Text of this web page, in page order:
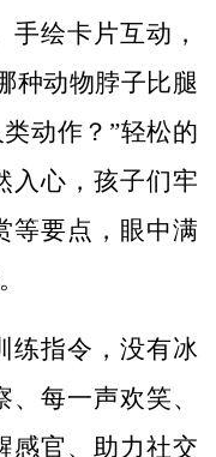
绘卡片互动，
种动物脖子比腿
动作？”轻松的
入心，孩子们牢
等要点，眼中满
指令，没有冰
每一声欢笑、
感官、助力社交